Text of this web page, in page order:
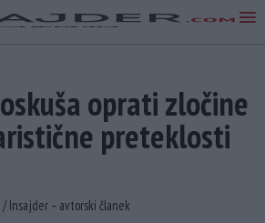
oprati zločine
preteklosti
/Insajder – avtorski članek